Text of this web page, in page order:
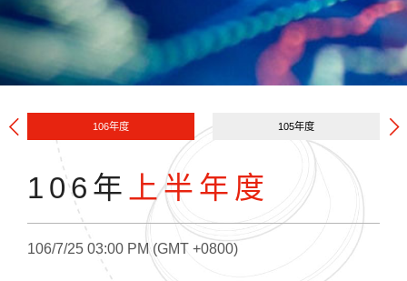
106年度 105年度
106年 上半年度
106/7/25 03:00 PM (GMT +0800)